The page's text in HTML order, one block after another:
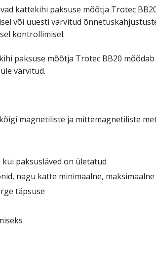
kattekihi paksuse mõõtja Trotec
või uuesti värvitud
kontrollimisel.
paksuse mõõtja Trotec BB20
värvitud.
magnetiliste ja mittemagnetiliste
paksusläved on ületatud
nagu katte minimaalne,
täpsuse